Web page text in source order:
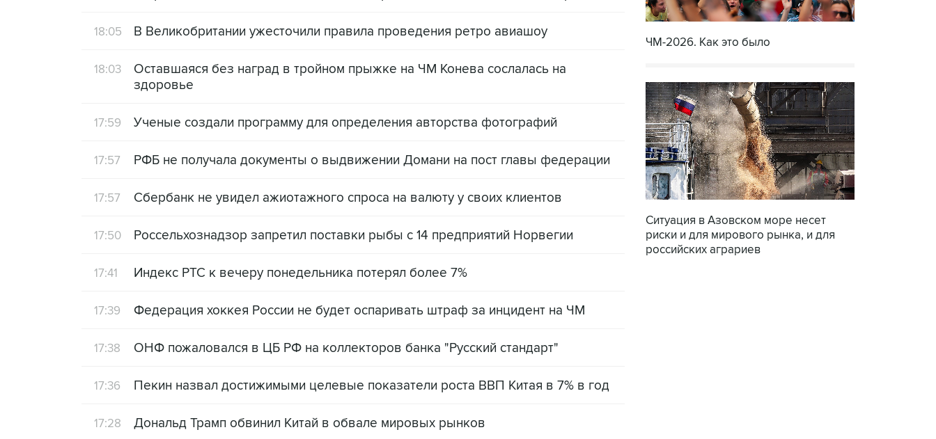
18:05 В Великобритании ужесточили правила проведения ретро авиашоу
18:03
Оставшаяся без наград в тройном прыжке на ЧМ Конева сослалась на
здоровье
17:59 Ученые создали программу для определения авторства фотографий
17:57 РФБ не получала документы о выдвижении Домани на пост главы федерации
17:57 Сбербанк не увидел ажиотажного спроса на валюту у своих клиентов
17:50 Россельхознадзор запретил поставки рыбы с 14 предприятий Норвегии
17:41 Индекс РТС к вечеру понедельника потерял более 7%
17:39 Федерация хоккея России не будет оспаривать штраф за инцидент на ЧМ
17:38 ОНФ пожаловался в ЦБ РФ на коллекторов банка "Русский стандарт"
17:36 Пекин назвал достижимыми целевые показатели роста ВВП Китая в 7% в год
17:28 Дональд Трамп обвинил Китай в обвале мировых рынков
ЧМ-2026. Как это было
Ситуация в Азовском море несет
риски и для мирового рынка, и для
российских аграриев